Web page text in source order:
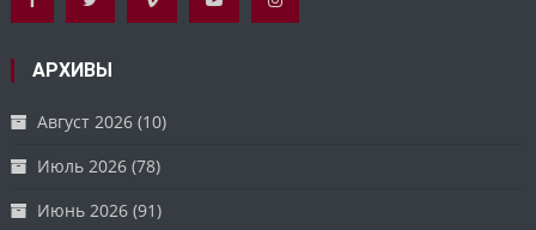
АРХИВЫ
Август 2026 (10)
Июль 2026 (78)
Июнь 2026 (91)